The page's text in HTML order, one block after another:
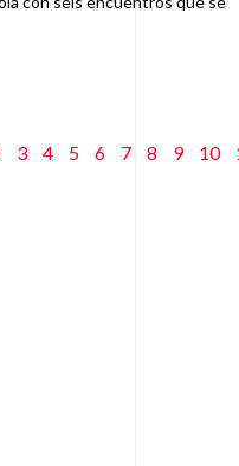
3 4 5 6 7 8 9 10